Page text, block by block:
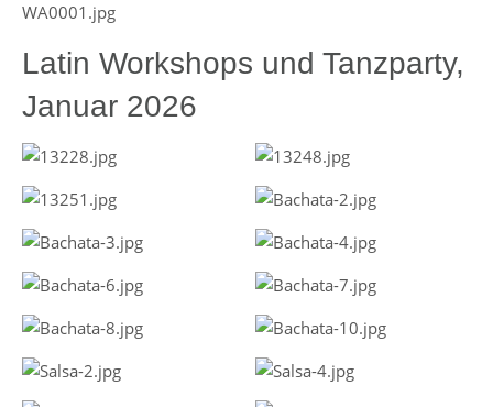
Latin Workshops und Tanzparty,
Januar 2026